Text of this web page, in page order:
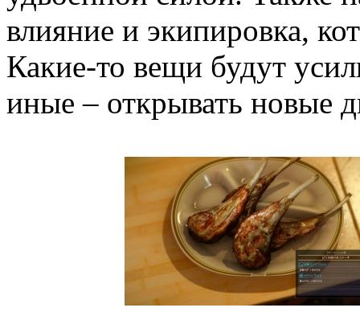
влияние и экипировка,
Какие-то вещи будут
иные – открывать новые